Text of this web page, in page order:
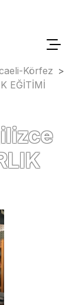
Körfez >
EĞİTİMİ